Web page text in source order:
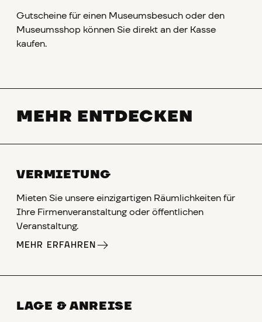
Gutscheine für einen Museumsbesuch oder den
Museumsshop können Sie direkt an der Kasse
kaufen.
MEHR ENTDECKEN
VERMIETUNG
Mieten Sie unsere einzigartigen Räumlichkeiten für
Ihre Firmenveranstaltung oder öffentlichen
Veranstaltung.
MEHR ERFAHREN
LAGE & ANREISE